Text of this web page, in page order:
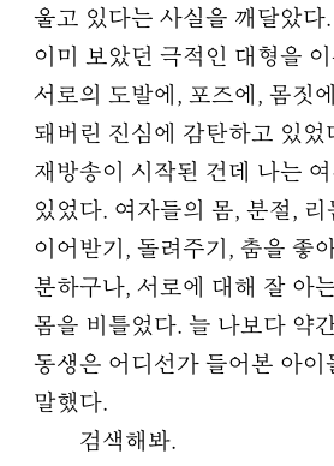
울고 있다는 사실을 깨달았다
이미 보았던 극적인 대형을
서로의 도발에, 포즈에, 몸짓
돼버린 진심에 감탄하고 있었
재방송이 시작된 건데 나는
있었다. 여자들의 몸, 분절,
이어받기, 돌려주기, 춤을 좋
분하구나, 서로에 대해 잘 아
몸을 비틀었다. 늘 나보다 약
동생은 어디선가 들어본 아이
말했다.
검색해봐.